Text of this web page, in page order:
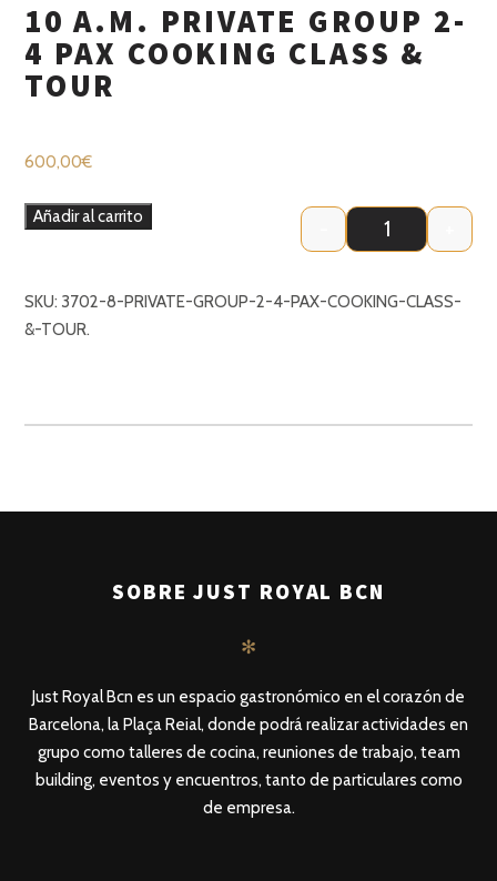
10 A.M. PRIVATE GROUP 2-
4 PAX COOKING CLASS &
TOUR
600,00€
10 a.m.
Añadir al carrito
SKU: 3702-8-PRIVATE-GROUP-2-4-PAX-COOKING-CLASS-
&-TOUR.
SOBRE JUST ROYAL BCN
✻
Just Royal Bcn es un espacio gastronómico en el corazón de
Barcelona, la Plaça Reial, donde podrá realizar actividades en
grupo como talleres de cocina, reuniones de trabajo, team
building, eventos y encuentros, tanto de particulares como
de empresa.